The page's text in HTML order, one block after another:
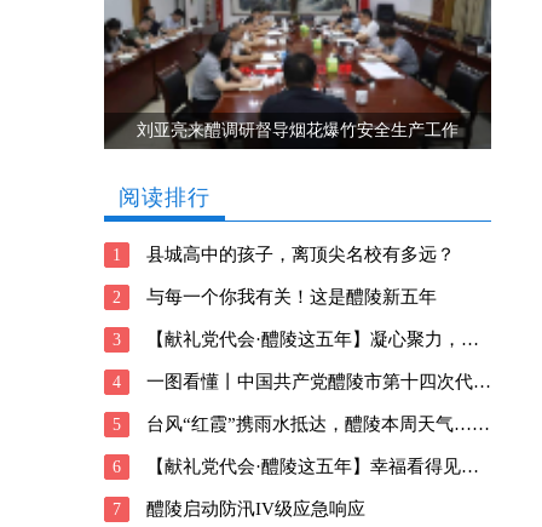
刘亚亮来醴调研督导烟花爆竹安全生产工作
阅读排行
1 县城高中的孩子，离顶尖名校有多远？
2 与每一个你我有关！这是醴陵新五年
3 【献礼党代会·醴陵这五年】凝心聚力，向善前行！醴陵深耕瓷都新风貌
4 一图看懂丨中国共产党醴陵市第十四次代表大会报告
5 台风“红霞”携雨水抵达，醴陵本周天气……
6 【献礼党代会·醴陵这五年】幸福看得见！醴陵交出这样的民生答卷
7 醴陵启动防汛IV级应急响应